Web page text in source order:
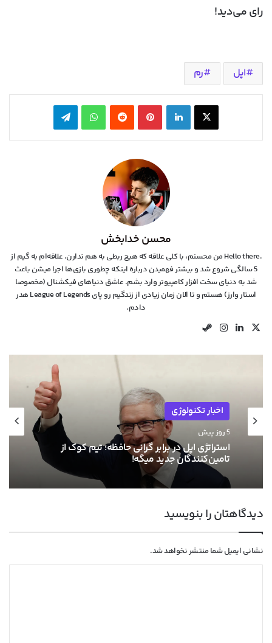
رای می‌دید!
اپل رم
X لینکدین ‫پین‌ترست‫رددیت واتس آپ تلگرام
محسن خدابخش
.Hello there من محسنم، با کلی علاقه که هیچ ربطی به هم ندارن. علاقه‌ام به گیم از
5 سالگی شروع شد و بیشتر فهمیدن درباره اینکه چطوری بازی‌ها اجرا میشن باعث
شد به دنیای سخت افزار کامپیوتر وارد بشم. عاشق دنیاهای فیکشنال (مخصوصا
استار وارز) هستم و تا الان زمان زیادی از زندگیم رو پای League of Legends هدر
دادم.
X لینکدیناینستاگرام
اخبار تکنولوژی
5 روز پیش
استراتژی اپل در برابر گرانی حافظه؛ تیم کوک از
تامین‌کنندگان جدید میگه!
اخبار سخت افزار
پس از انویدیا، AMD هم قصد افزایش قیمت
کارت‌های گرافیکش رو داره!
دیدگاهتان را بنویسید
نشانی ایمیل شما منتشر نخواهد شد.